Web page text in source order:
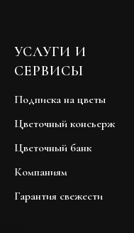
УСЛУГИ И
СЕРВИСЫ
Подписка на цветы
Цветочный консьерж
Цветочный банк
Компаниям
Гарантия свежести